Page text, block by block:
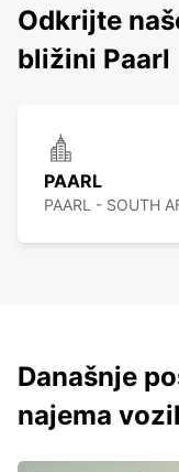
Odkrijte
bližini Paarl
PAARL
PAARL - SOUTH
Današnje
najema